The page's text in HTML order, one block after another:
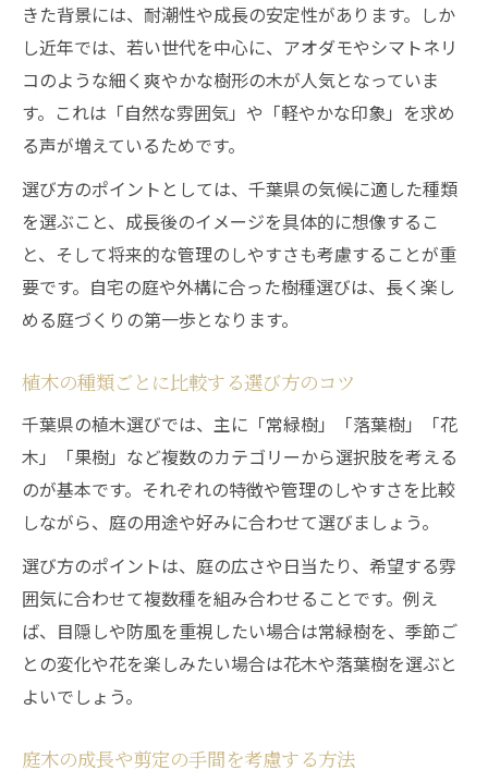
きた背景には、耐潮性や成長の安定性があります。しか
し近年では、若い世代を中心に、アオダモやシマトネリ
コのような細く爽やかな樹形の木が人気となっていま
す。これは「自然な雰囲気」や「軽やかな印象」を求め
る声が増えているためです。
選び方のポイントとしては、千葉県の気候に適した種類
を選ぶこと、成長後のイメージを具体的に想像するこ
と、そして将来的な管理のしやすさも考慮することが重
要です。自宅の庭や外構に合った樹種選びは、長く楽し
める庭づくりの第一歩となります。
植木の種類ごとに比較する選び方のコツ
千葉県の植木選びでは、主に「常緑樹」「落葉樹」「花
木」「果樹」など複数のカテゴリーから選択肢を考える
のが基本です。それぞれの特徴や管理のしやすさを比較
しながら、庭の用途や好みに合わせて選びましょう。
選び方のポイントは、庭の広さや日当たり、希望する雰
囲気に合わせて複数種を組み合わせることです。例え
ば、目隠しや防風を重視したい場合は常緑樹を、季節ご
との変化や花を楽しみたい場合は花木や落葉樹を選ぶと
よいでしょう。
庭木の成長や剪定の手間を考慮する方法